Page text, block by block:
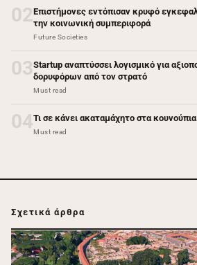
02Επιστήμονες εντόπισαν κρυφό
την κοινωνική συμπεριφορά
Future Societies
03Startup αναπτύσσει λογισμικό για
δορυφόρων από τον στρατό
Must read
04Τι σε κάνει ακαταμάχητο στα κουνούπια
Must read
Σχετικά άρθρα